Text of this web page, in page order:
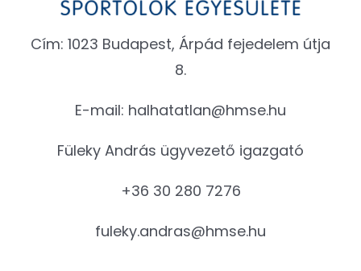
Cím: 1023 Budapest, Árpád fejedelem útja
8.
E-mail: halhatatlan@hmse.hu
Füleky András ügyvezető igazgató
+36 30 280 7276
fuleky.andras@hmse.hu